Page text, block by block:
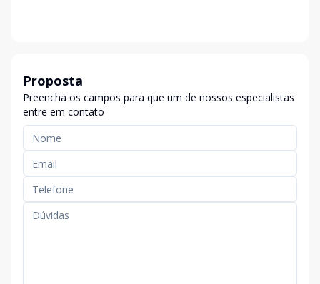
Proposta
Preencha os campos para que um de nossos especialistas
entre em contato